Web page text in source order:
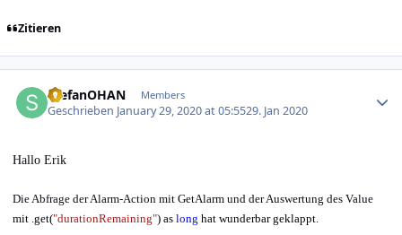
Zitieren
StefanOHAN Members
Geschrieben January 29, 2020 at 05:5529. Jan 2020
Hallo Erik
Die Abfrage der Alarm-Action mit GetAlarm und der Auswertung des Value
mit .get("durationRemaining") as long hat wunderbar geklappt.